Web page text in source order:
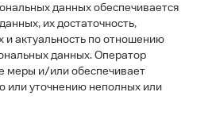
данных обеспечивается
их достаточность,
и актуальность по отношению
данных. Оператор
меры и/или обеспечивает
или уточнению неполных или